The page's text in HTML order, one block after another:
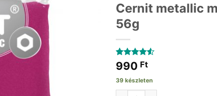
Cernit metallic
56g
Értékelés
4.5az 5-
ből,
2
990 Ft
39 készleten
Cernit metallic magenta 56g